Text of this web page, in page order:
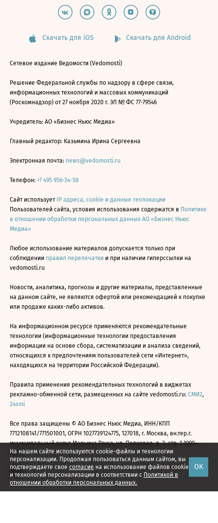
На нашем сайте используются cookie-файлы и технологии
персонализации. Продолжая пользоваться данным сайтом, вы
подтверждаете свое согласие на использование файлов cookie
и технологий персонализации в соответствии с Политикой в
отношении обработки персональных данных.
ОК
Скачать для iOS Скачать для Android
Сетевое издание Ведомости (Vedomosti)
Решение Федеральной службы по надзору в сфере связи,
информационных технологий и массовых коммуникаций
(Роскомнадзор) от 27 ноября 2020 г. ЭЛ № ФС 77-79546
Учредитель: АО «Бизнес Ньюс Медиа»
Главный редактор: Казьмина Ирина Сергеевна
Электронная почта: news@vedomosti.ru
Телефон: +7 495 956-34-58
Сайт использует IP адреса, cookie и данные геолокации
Пользователей сайта, условия использования содержатся в Политике
в отношении обработки персональных данных АО «Бизнес Ньюс
Медиа»
Любое использование материалов допускается только при
соблюдении правил перепечатки и при наличии гиперссылки на
vedomosti.ru
Новости, аналитика, прогнозы и другие материалы, представленные
на данном сайте, не являются офертой или рекомендацией к покупке
или продаже каких-либо активов.
На информационном ресурсе применяются рекомендательные
технологии (информационные технологии предоставления
информации на основе сбора, систематизации и анализа сведений,
относящихся к предпочтениям пользователей сети «Интернет»,
находящихся на территории Российской Федерации).
Правила применения рекомендательных технологий в виджетах
рекламно-обменной сети, размещенных на сайте vedomosti.ru: СМИ2,
24smi
Все права защищены © АО Бизнес Ньюс Медиа, ИНН/КПП
7712108141/771501001, ОГРН 1027739124775, 127018, г. Москва, вн.тер.г.
муниципальный округ Марьина Роща, ул. Полковая, д. 3, стр. 1 1999—
2026